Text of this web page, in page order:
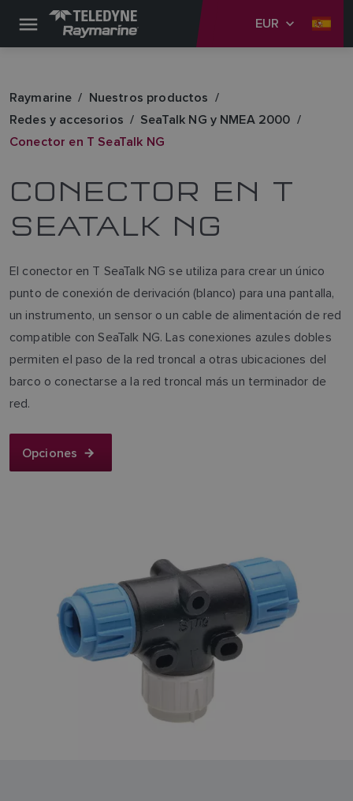
EUR
Raymarine
Nuestros productos
Redes y accesorios
SeaTalk NG y NMEA 2000
Conector en T SeaTalk NG
CONECTOR EN T
SEATALK NG
El conector en T SeaTalk NG se utiliza para crear un único
punto de conexión de derivación (blanco) para una pantalla,
un instrumento, un sensor o un cable de alimentación de red
compatible con SeaTalk NG. Las conexiones azules dobles
permiten el paso de la red troncal a otras ubicaciones del
barco o conectarse a la red troncal más un terminador de
red.
Opciones